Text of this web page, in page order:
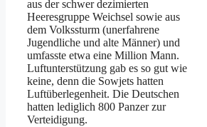
aus der schwer dezimierten
Heeresgruppe Weichsel sowie aus
dem Volkssturm (unerfahrene
Jugendliche und alte Männer) und
umfasste etwa eine Million Mann.
Luftunterstützung gab es so gut wie
keine, denn die Sowjets hatten
Luftüberlegenheit. Die Deutschen
hatten lediglich 800 Panzer zur
Verteidigung.